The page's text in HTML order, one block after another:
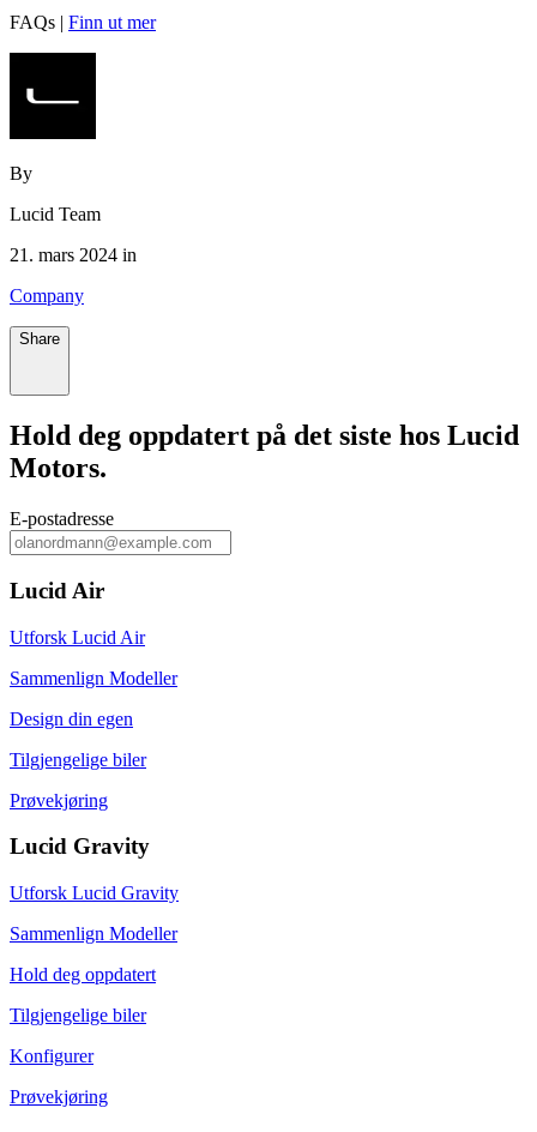
FAQs | Finn ut mer
By
Lucid Team
21. mars 2024 in
Company
Share
Hold deg oppdatert på det siste hos Lucid
Motors.
E‑postadresse
Lucid Air
Utforsk Lucid Air
Sammenlign Modeller
Design din egen
Tilgjengelige biler
Prøvekjøring
Lucid Gravity
Utforsk Lucid Gravity
Sammenlign Modeller
Hold deg oppdatert
Tilgjengelige biler
Konfigurer
Prøvekjøring